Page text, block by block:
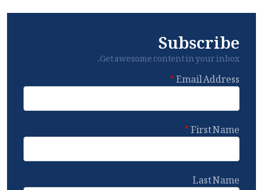
Subscribe
Get awesome content in your inbox.
Email Address
First Name
Last Name